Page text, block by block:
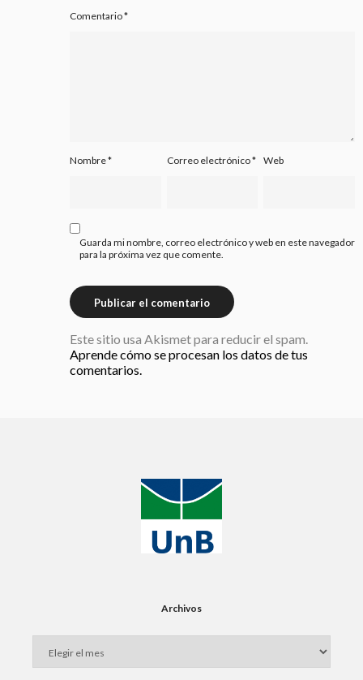
Comentario*
Nombre* Correo electrónico* Web
Guarda mi nombre, correo electrónico y web en este navegador
para la próxima vez que comente.
Este sitio usa Akismet para reducir el spam.
Aprende cómo se procesan los datos de tus
comentarios.
Archivos